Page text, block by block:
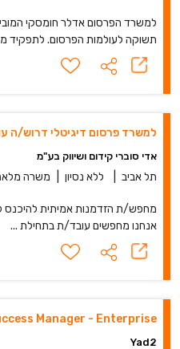
למשרד הפרסום אדלר חומסקי
תשוקה לעולמות הפרסום. לתפקיד
למשרד פרסום דיגיטלי דרוש/ה
אדי סוברי קידום ושיווק בע"מ
תל אביב ללא נסיון משרה
מחפש/ת הזדמנות אמיתית להיכנס
אנחנו מחפשים עובד/ת בתחילת ...
Manager - Enterprise
Yad2